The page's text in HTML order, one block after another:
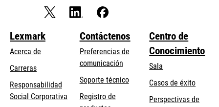
Lexmark
Acerca de
Carreras
Responsabilidad
Social Corporativa
Contáctenos
Preferencias de
comunicación
Soporte técnicose
Registro de
Centro de
Conocimiento
Sala
Casos de éxito
Perspectivas de